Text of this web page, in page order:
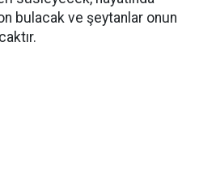
bulacak ve şeytanlar onun